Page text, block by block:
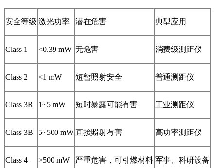
安全等级 激光功率 潜在危害 典型应用
Class 1 <0.39 mW 无危害 消费级测距仪
Class 2 <1 mW 短暂照射安全 普通测距仪
Class 3R 1~5 mW 短时暴露可能有害 工业测距仪
Class 3B 5~500 mW 直接照射有害 高功率测距仪
Class 4 >500 mW 严重危害，可引燃材料 军事、科研设备